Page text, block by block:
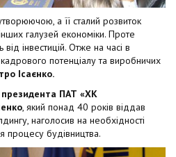
а її сталий розвиток
галузей економіки. Проте
інвестицій. Отже на часі в
потенціалу та виробничих
Ісаєнко.
президента ПАТ «ХК
, який понад 40 років віддав
наголосив на необхідності
процесу будівництва.